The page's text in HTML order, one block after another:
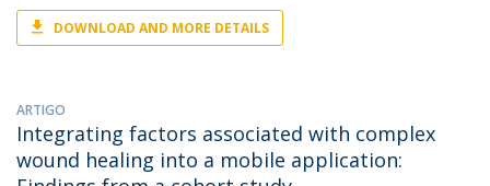
DOWNLOAD AND MORE DETAILS
ARTIGO
Integrating factors associated with complex
wound healing into a mobile application: